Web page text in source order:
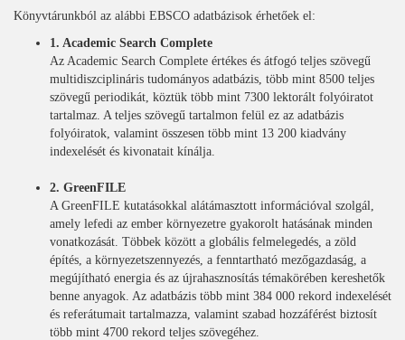
Könyvtárunkból az alábbi EBSCO adatbázisok érhetőek el:
1. Academic Search Complete
Az Academic Search Complete értékes és átfogó teljes szövegű
multidiszciplináris tudományos adatbázis, több mint 8500 teljes
szövegű periodikát, köztük több mint 7300 lektorált folyóiratot
tartalmaz. A teljes szövegű tartalmon felül ez az adatbázis
folyóiratok, valamint összesen több mint 13 200 kiadvány
indexelését és kivonatait kínálja.
2. GreenFILE
A GreenFILE kutatásokkal alátámasztott információval szolgál,
amely lefedi az ember környezetre gyakorolt hatásának minden
vonatkozását. Többek között a globális felmelegedés, a zöld
építés, a környezetszennyezés, a fenntartható mezőgazdaság, a
megújítható energia és az újrahasznosítás témakörében kereshetők
benne anyagok. Az adatbázis több mint 384 000 rekord indexelését
és referátumait tartalmazza, valamint szabad hozzáférést biztosít
több mint 4700 rekord teljes szövegéhez.